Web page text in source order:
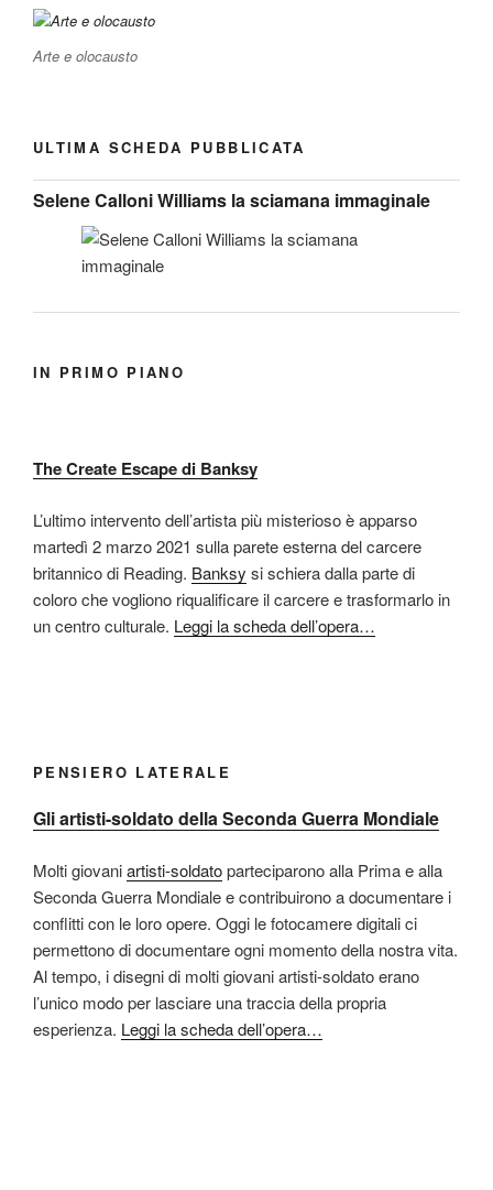
Arte e olocausto
ULTIMA SCHEDA PUBBLICATA
Selene Calloni Williams la sciamana immaginale
IN PRIMO PIANO
The Create Escape di Banksy
L’ultimo intervento dell’artista più misterioso è apparso
martedì 2 marzo 2021 sulla parete esterna del carcere
britannico di Reading. Banksy si schiera dalla parte di
coloro che vogliono riqualificare il carcere e trasformarlo in
un centro culturale. Leggi la scheda dell’opera…
PENSIERO LATERALE
Gli artisti-soldato della Seconda Guerra Mondiale
Molti giovaniartisti-soldatoparteciparono alla Prima e alla
Seconda Guerra Mondiale e contribuirono a documentare i
conflitti con le loro opere. Oggi le fotocamere digitali ci
permettono di documentare ogni momento della nostra vita.
Al tempo, i disegni di molti giovani artisti-soldato erano
l’unico modo per lasciare una traccia della propria
esperienza. Leggi la scheda dell’opera…